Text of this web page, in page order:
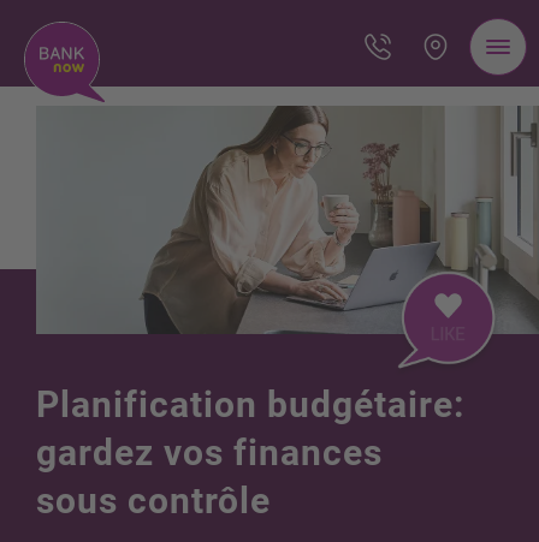
Planification budgétaire:
gardez vos finances
sous contrôle